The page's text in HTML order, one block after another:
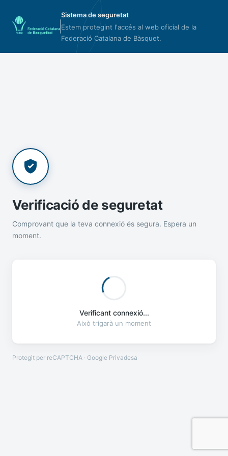
Sistema de seguretat
Estem protegint l'accés al web oficial de la
Federació Catalana de Bàsquet.
Verificació de seguretat
Comprovant que la teva connexió és segura. Espera un
moment.
Verificant connexió...
Això trigarà un moment
Protegit per reCAPTCHA · Google Privadesa